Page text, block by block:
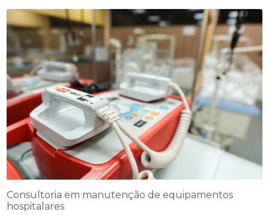
Consultoria em manutenção de equipamentos
hospitalares